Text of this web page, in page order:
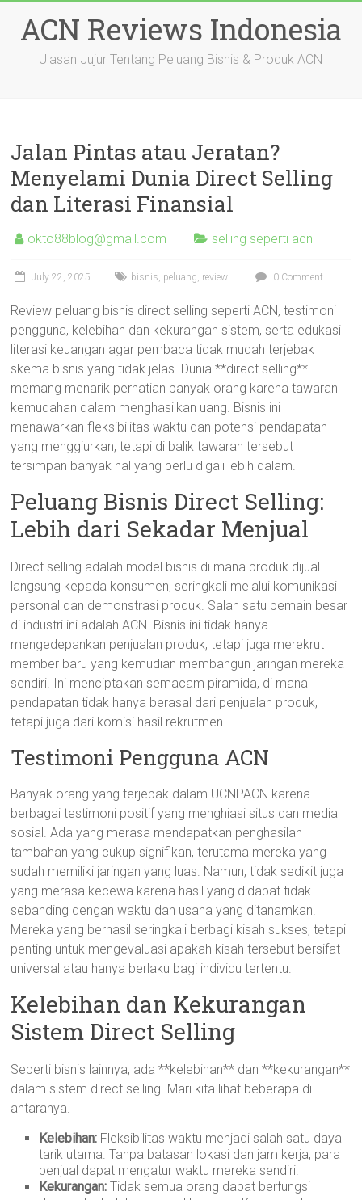
contentACN Reviews Indonesia
Ulasan Jujur Tentang Peluang Bisnis & Produk ACN
Jalan Pintas atau Jeratan?
Menyelami Dunia Direct Selling
dan Literasi Finansial
okto88blog@gmail.com selling seperti acn
July 22, 2025 bisnis, peluang, review 0 Comment
Review peluang bisnis direct selling seperti ACN, testimoni
pengguna, kelebihan dan kekurangan sistem, serta edukasi
literasi keuangan agar pembaca tidak mudah terjebak
skema bisnis yang tidak jelas. Dunia **direct selling**
memang menarik perhatian banyak orang karena tawaran
kemudahan dalam menghasilkan uang. Bisnis ini
menawarkan fleksibilitas waktu dan potensi pendapatan
yang menggiurkan, tetapi di balik tawaran tersebut
tersimpan banyak hal yang perlu digali lebih dalam.
Peluang Bisnis Direct Selling:
Lebih dari Sekadar Menjual
Direct selling adalah model bisnis di mana produk dijual
langsung kepada konsumen, seringkali melalui komunikasi
personal dan demonstrasi produk. Salah satu pemain besar
di industri ini adalah ACN. Bisnis ini tidak hanya
mengedepankan penjualan produk, tetapi juga merekrut
member baru yang kemudian membangun jaringan mereka
sendiri. Ini menciptakan semacam piramida, di mana
pendapatan tidak hanya berasal dari penjualan produk,
tetapi juga dari komisi hasil rekrutmen.
Testimoni Pengguna ACN
Banyak orang yang terjebak dalam UCNPACN karena
berbagai testimoni positif yang menghiasi situs dan media
sosial. Ada yang merasa mendapatkan penghasilan
tambahan yang cukup signifikan, terutama mereka yang
sudah memiliki jaringan yang luas. Namun, tidak sedikit juga
yang merasa kecewa karena hasil yang didapat tidak
sebanding dengan waktu dan usaha yang ditanamkan.
Mereka yang berhasil seringkali berbagi kisah sukses, tetapi
penting untuk mengevaluasi apakah kisah tersebut bersifat
universal atau hanya berlaku bagi individu tertentu.
Kelebihan dan Kekurangan
Sistem Direct Selling
Seperti bisnis lainnya, ada **kelebihan** dan **kekurangan**
dalam sistem direct selling. Mari kita lihat beberapa di
antaranya.
Kelebihan: Fleksibilitas waktu menjadi salah satu daya
tarik utama. Tanpa batasan lokasi dan jam kerja, para
penjual dapat mengatur waktu mereka sendiri.
Kekurangan: Tidak semua orang dapat berfungsi